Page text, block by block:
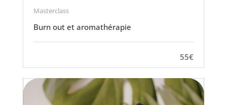
Masterclass
Burn out et aromathérapie
55€